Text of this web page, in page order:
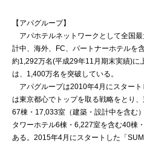
【アパグループ】
アパホテルネットワークとして全国
計中、海外、FC、パートナーホテルを
約1,292万名(平成29年11月期末実績)に
は、1,400万名を突破している。
アパグループは2010年4月にスター
は東京都心でトップを取る戦略をとり
67棟・17,033室（建築・設計中を含む
タワーホテル6棟・6,227室を含む40棟
ある。2015年4月にスタートした「